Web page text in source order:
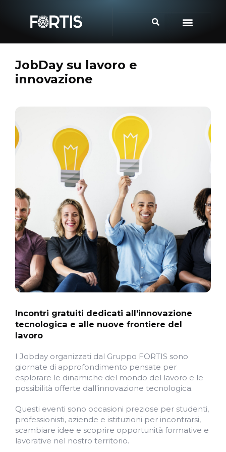
JobDay su lavoro e
innovazione
Incontri gratuiti dedicati all'innovazione
tecnologica e alle nuove frontiere del
lavoro
I Jobday organizzati dal Gruppo FORTIS sono
giornate di approfondimento pensate per
esplorare le dinamiche del mondo del lavoro e le
possibilità offerte dall'innovazione tecnologica.
Questi eventi sono occasioni preziose per studenti,
professionisti, aziende e istituzioni per incontrarsi,
scambiare idee e scoprire opportunità formative e
lavorative nel nostro territorio.